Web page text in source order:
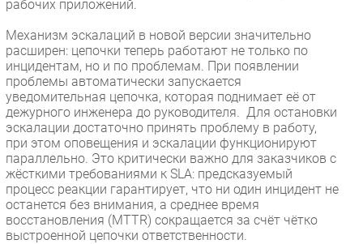
рабочих приложений.
Механизм эскалаций в новой версии значительно
расширен: цепочки теперь работают не только по
инцидентам, но и по проблемам. При появлении
проблемы автоматически запускается
уведомительная цепочка, которая поднимает её от
дежурного инженера до руководителя. Для остановки
эскалации достаточно принять проблему в работу,
при этом оповещения и эскалации функционируют
параллельно. Это критически важно для заказчиков с
жёсткими требованиями к SLA: предсказуемый
процесс реакции гарантирует, что ни один инцидент не
останется без внимания, а среднее время
восстановления (MTTR) сокращается за счёт чётко
выстроенной цепочки ответственности.